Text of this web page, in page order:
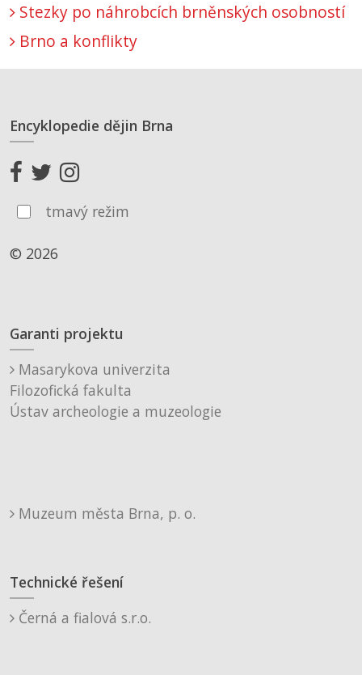
Stezky po náhrobcích brněnských osobností
Brno a konflikty
Encyklopedie dějin Brna
tmavý režim
© 2026
Garanti projektu
Masarykova univerzita
Filozofická fakulta
Ústav archeologie a muzeologie
Muzeum města Brna, p. o.
Technické řešení
Černá a fialová s.r.o.